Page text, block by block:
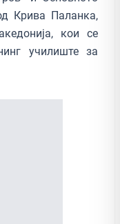
Крива Паланка,
кои се
училиште за